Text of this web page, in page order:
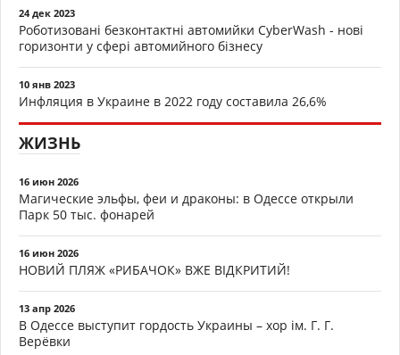
24 дек 2023
Роботизовані безконтактні автомийки CyberWash - нові
горизонти у сфері автомийного бізнесу
10 янв 2023
Инфляция в Украине в 2022 году составила 26,6%
ЖИЗНЬ
16 июн 2026
Магические эльфы, феи и драконы: в Одессе открыли
Парк 50 тыс. фонарей
16 июн 2026
НОВИЙ ПЛЯЖ «РИБАЧОК» ВЖЕ ВІДКРИТИЙ!
13 апр 2026
В Одессе выступит гордость Украины – хор ім. Г. Г.
Верёвки